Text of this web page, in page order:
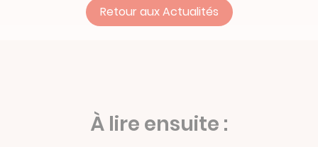
Retour aux Actualités
À lire ensuite :